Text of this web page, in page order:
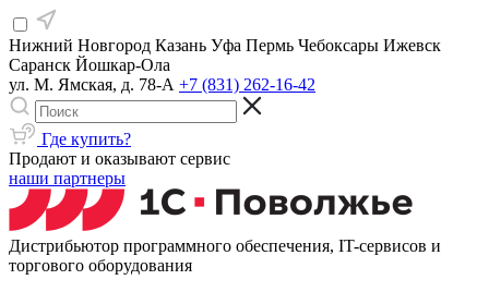
Нижний Новгород Казань Уфа Пермь Чебоксары Ижевск
Саранск Йошкар-Ола
ул. М. Ямская, д. 78-А +7 (831) 262-16-42
Где купить?
Продают и оказывают сервис
наши партнеры
Дистрибьютор программного обеспечения, IT-сервисов и
торгового оборудования